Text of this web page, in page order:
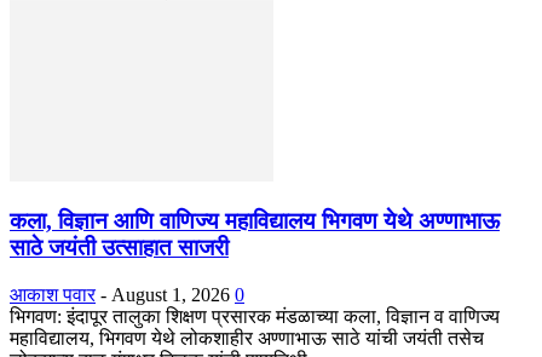
कला, विज्ञान आणि वाणिज्य महाविद्यालय भिगवण येथे अण्णाभाऊ
साठे जयंती उत्साहात साजरी
आकाश पवार - August 1, 2026 0
भिगवण: इंदापूर तालुका शिक्षण प्रसारक मंडळाच्या कला, विज्ञान व वाणिज्य
महाविद्यालय, भिगवण येथे लोकशाहीर अण्णाभाऊ साठे यांची जयंती तसेच